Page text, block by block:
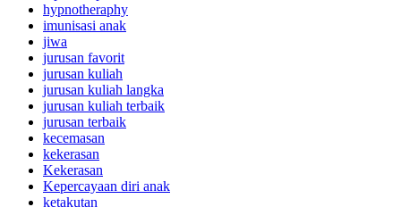
hypnotheraphy
imunisasi anak
jiwa
jurusan favorit
jurusan kuliah
jurusan kuliah langka
jurusan kuliah terbaik
jurusan terbaik
kecemasan
kekerasan
Kekerasan
Kepercayaan diri anak
ketakutan